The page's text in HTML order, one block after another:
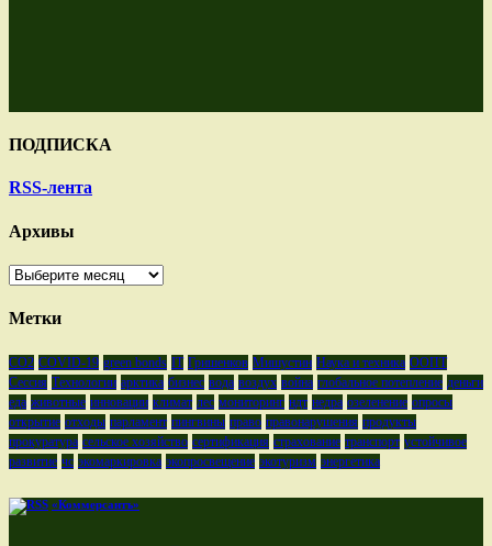
ПОДПИСКА
RSS-лента
Архивы
Архивы
Метки
CO2 COVID-19 green bonds IT Гришенков Мишустин Наука и техника ООПТ
Сессия Технологии арктика бизнес вода воздух война глобальное потепление деньги
еда животные инновации климат лес мониторинг ндт недра озеленение опросы
открытие отходы парламент пингвины право правонарушения продукты
прокуратура сельское хозяйство сертификация страхование транспорт устойчивое
развитие чс экомаркировка экопросвещение экотуризм энергетика
«Коммерсантъ»